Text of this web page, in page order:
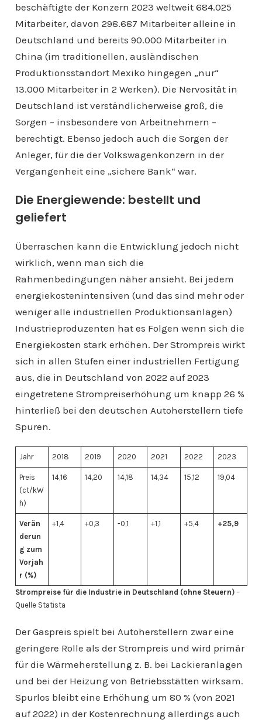
beschäftigte der Konzern 2023 weltweit 684.025
Mitarbeiter, davon 298.687 Mitarbeiter alleine in
Deutschland und bereits 90.000 Mitarbeiter in
China (im traditionellen, ausländischen
Produktionsstandort Mexiko hingegen „nur“
13.000 Mitarbeiter in 2 Werken). Die Nervosität in
Deutschland ist verständlicherweise groß, die
Sorgen – insbesondere von Arbeitnehmern –
berechtigt. Ebenso jedoch auch die Sorgen der
Anleger, für die der Volkswagenkonzern in der
Vergangenheit eine „sichere Bank“ war.
Die Energiewende: bestellt und
geliefert
Überraschen kann die Entwicklung jedoch nicht
wirklich, wenn man sich die
Rahmenbedingungen näher ansieht. Bei jedem
energiekostenintensiven (und das sind mehr oder
weniger alle industriellen Produktionsanlagen)
Industrieproduzenten hat es Folgen wenn sich die
Energiekosten stark erhöhen. Der Strompreis wirkt
sich in allen Stufen einer industriellen Fertigung
aus, die in Deutschland von 2022 auf 2023
eingetretene Strompreiserhöhung um knapp 26 %
hinterließ bei den deutschen Autoherstellern tiefe
Spuren.
Jahr 2018 2019 2020 2021 2022 2023
Preis
(ct/kW
h)
14,16 14,20 14,18 14,34 15,12 19,04
Verän
derun
g zum
Vorjah
r (%)
+1,4 +0,3 -0,1 +1,1 +5,4 +25,9
Strompreise für die Industrie in Deutschland (ohne Steuern) –
Quelle Statista
Der Gaspreis spielt bei Autoherstellern zwar eine
geringere Rolle als der Strompreis und wird primär
für die Wärmeherstellung z. B. bei Lackieranlagen
und bei der Heizung von Betriebsstätten wirksam.
Spurlos bleibt eine Erhöhung um 80 % (von 2021
auf 2022) in der Kostenrechnung allerdings auch